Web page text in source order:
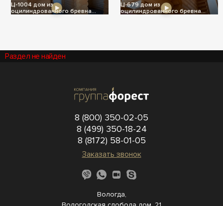
Ц-1004 дом из
оцилиндрованного бревна
Ц-679 дом из
оцилиндрованного бревна
Раздел не найден
8 (800) 350-02-05
8 (499) 350-18-24
8 (8172) 58-01-05
Заказать звонок
Вологда,